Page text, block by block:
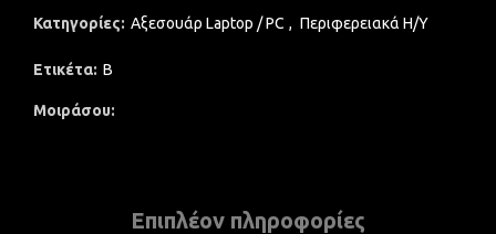
Κατηγορίες: Αξεσουάρ Laptop / PC , Περιφερειακά Η/Υ
Ετικέτα: B
Μοιράσου
Επιπλέον πληροφορίες